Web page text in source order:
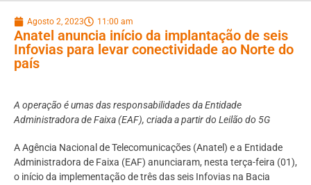
Agosto 2, 2023 11:00 am
Anatel anuncia início da implantação de seis
Infovias para levar conectividade ao Norte do
país
A operação é umas das responsabilidades da Entidade
Administradora de Faixa (EAF), criada a partir do Leilão do 5G
A Agência Nacional de Telecomunicações (Anatel) e a Entidade
Administradora de Faixa (EAF) anunciaram, nesta terça-feira (01),
o início da implementação de três das seis Infovias na Bacia